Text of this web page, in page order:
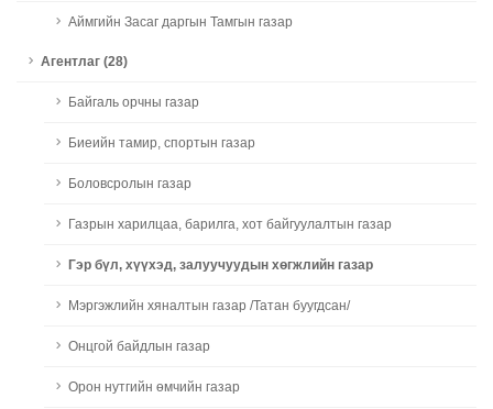
Аймгийн Засаг даргын Тамгын газар
Агентлаг (28)
Байгаль орчны газар
Биеийн тамир, спортын газар
Боловсролын газар
Газрын харилцаа, барилга, хот байгуулалтын газар
Гэр бүл, хүүхэд, залуучуудын хөгжлийн газар
Мэргэжлийн хяналтын газар /Татан буугдсан/
Онцгой байдлын газар
Орон нутгийн өмчийн газар